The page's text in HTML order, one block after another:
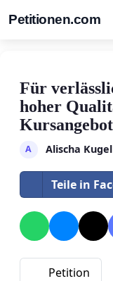
Petitionen.com
Für
hoher
A Alischa Kugel
Teile in
Petition